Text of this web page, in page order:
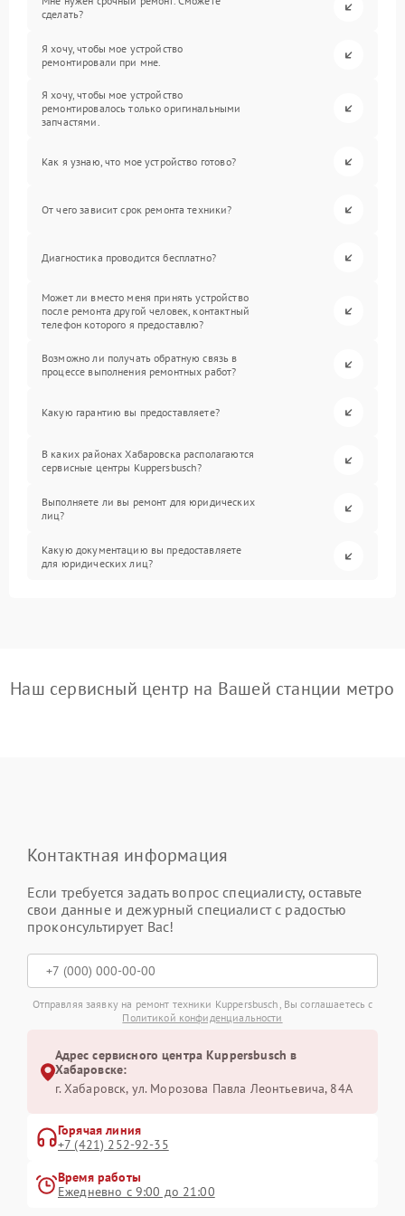
сделать?
Я хочу, чтобы мое устройство
ремонтировали при мне.
Я хочу, чтобы мое устройство
ремонтировалось только оригинальными
запчастями.
Как я узнаю, что мое устройство готово?
От чего зависит срок ремонта техники?
Диагностика проводится бесплатно?
Может ли вместо меня принять устройство
после ремонта другой человек, контактный
телефон которого я предоставлю?
Возможно ли получать обратную связь в
процессе выполнения ремонтных работ?
Какую гарантию вы предоставляете?
В каких районах Хабаровска располагаются
сервисные центры Kuppersbusch?
Выполняете ли вы ремонт для юридических
лиц?
Какую документацию вы предоставляете
для юридических лиц?
Наш сервисный центр на Вашей станции метро
Контактная информация
Если требуется задать вопрос специалисту, оставьте
свои данные и дежурный специалист с радостью
проконсультирует Вас!
Отправляя заявку на ремонт техники Kuppersbusch, Вы соглашаетесь с
Политикой конфиденциальности
Адрес сервисного центра Kuppersbusch в
Хабаровске:
г. Хабаровск, ул. Морозова Павла Леонтьевича, 84А
Горячая линия
+7 (421) 252-92-35
Время работы
Ежедневно с 9:00 до 21:00